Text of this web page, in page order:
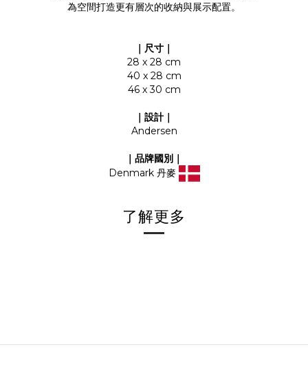
為空間打造更有層次的收納與展示配置。
｜尺寸｜
28 x 28 cm
40 x 28 cm
46 x 30 cm
｜設計｜
Andersen
｜品牌國別｜
Denmark 丹麥
了解更多